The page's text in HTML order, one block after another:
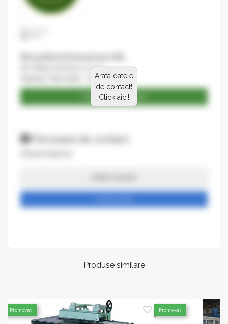
Arata datele
de contact!
Click aici!
Str. Mihail eminescu nr 12
Sighetul-Marmatiei , Romania
Catalog produse
Persoana de contact
Produse similare
Promovat Promovat